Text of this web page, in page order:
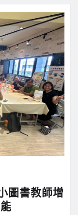
圖書教師增